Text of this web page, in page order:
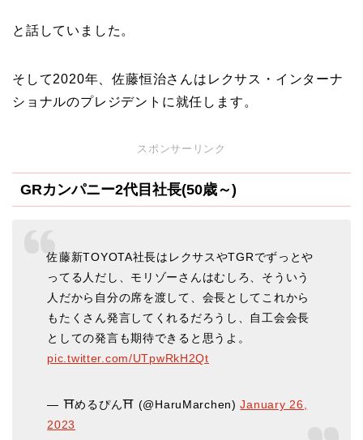
と話していました。
そして2020年、佐藤恒治さんはレクサス・インターナ
ショナルのプレジデントに就任します。
スポンサーリンク
GRカンパニー2代目社長(50歳～)
佐藤新TOYOTA社長はレクサスやTGRでずっとや
ってる人だし、モリゾーさんはむしろ、そういう
人だから自分の席を渡して、会長としてこれから
もたくさん発言してくれるだろうし、自工会会長
としての発言も期待できると思うよ。
pic.twitter.com/UTpwRkH2Qt
— ⛩めるぴん⛩ (@HaruMarchen)January 26,
2023